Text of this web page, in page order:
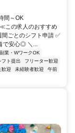
間～OK
この求人のおすすめ
ごとのシフト申請 ✅
で安心◎ ＼...
副業・WワークOK
フト提出
フリーター歓迎
歓迎 未経験者歓迎
午前